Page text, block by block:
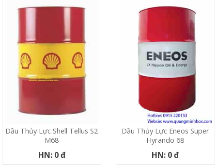
Dầu Thủy Lực Shell Tellus S2
M68
HN: 0 đ
Dầu Thủy Lực Eneos Super
Hyrando 68
HN: 0 đ